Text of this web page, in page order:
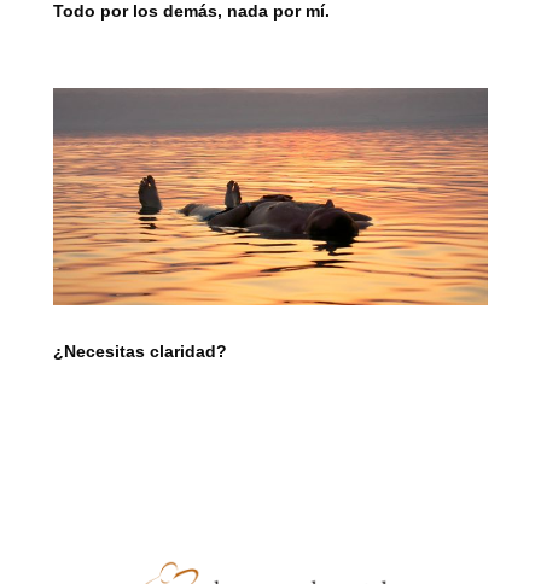
Todo por los demás, nada por mí.
¿Necesitas claridad?